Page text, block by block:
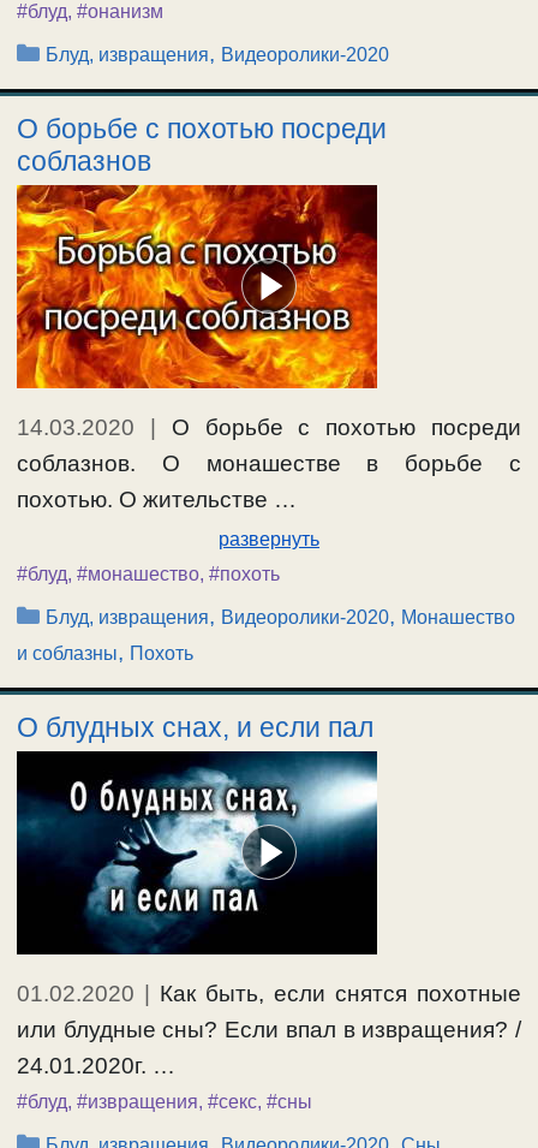
#блуд, #онанизм
Рубрики
Блуд, извращения, Видеоролики-2020
О борьбе с похотью посреди
соблазнов
14.03.2020
О борьбе с похотью посреди
соблазнов. О монашестве в борьбе с
похотью. О жительстве …
развернуть
#блуд, #монашество, #похоть
Рубрики
Блуд, извращения, Видеоролики-2020, Монашество
и соблазны, Похоть
О блудных снах, и если пал
01.02.2020
Как быть, если снятся похотные
или блудные сны? Если впал в извращения? /
24.01.2020г. …
#блуд, #извращения, #секс, #сны